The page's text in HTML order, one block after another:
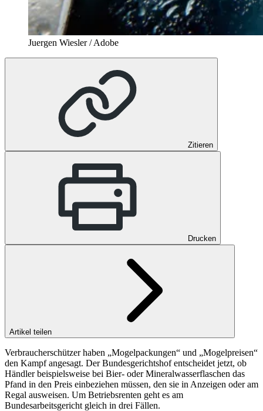
Juergen Wiesler / Adobe
Zitieren
Drucken
Artikel teilen
Verbraucherschützer haben „Mogelpackungen“ und „Mogelpreisen“
den Kampf angesagt. Der Bundesgerichtshof entscheidet jetzt, ob
Händler beispielsweise bei Bier- oder Mineralwasserflaschen das
Pfand in den Preis einbeziehen müssen, den sie in Anzeigen oder am
Regal ausweisen. Um Betriebsrenten geht es am
Bundesarbeitsgericht gleich in drei Fällen.